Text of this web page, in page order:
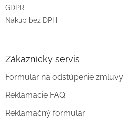
GDPR
Nákup bez DPH
Zákaznícky servis
Formulár na odstúpenie zmluvy
Reklámacie FAQ
Reklamačný formulár